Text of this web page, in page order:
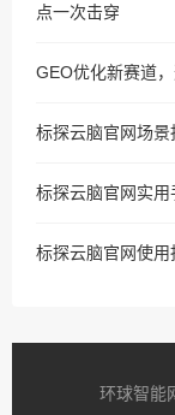
点一次击穿
GEO优化新赛道
标探云脑官网场
标探云脑官网实
标探云脑官网使
环球智能